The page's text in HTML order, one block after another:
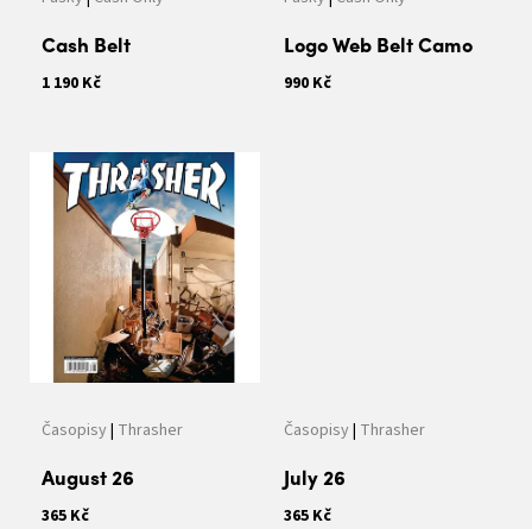
Cash Belt
1 190 Kč
Logo Web Belt Camo
990 Kč
Časopisy| Thrasher
August 26
365 Kč
Časopisy| Thrasher
July 26
365 Kč